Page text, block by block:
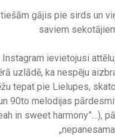
gājis pie sirds un
saviem
ievietojusi
uzlādē, ka nespēju
tepat pie Lielupes,
90to melodijas
in sweet harmony”…),